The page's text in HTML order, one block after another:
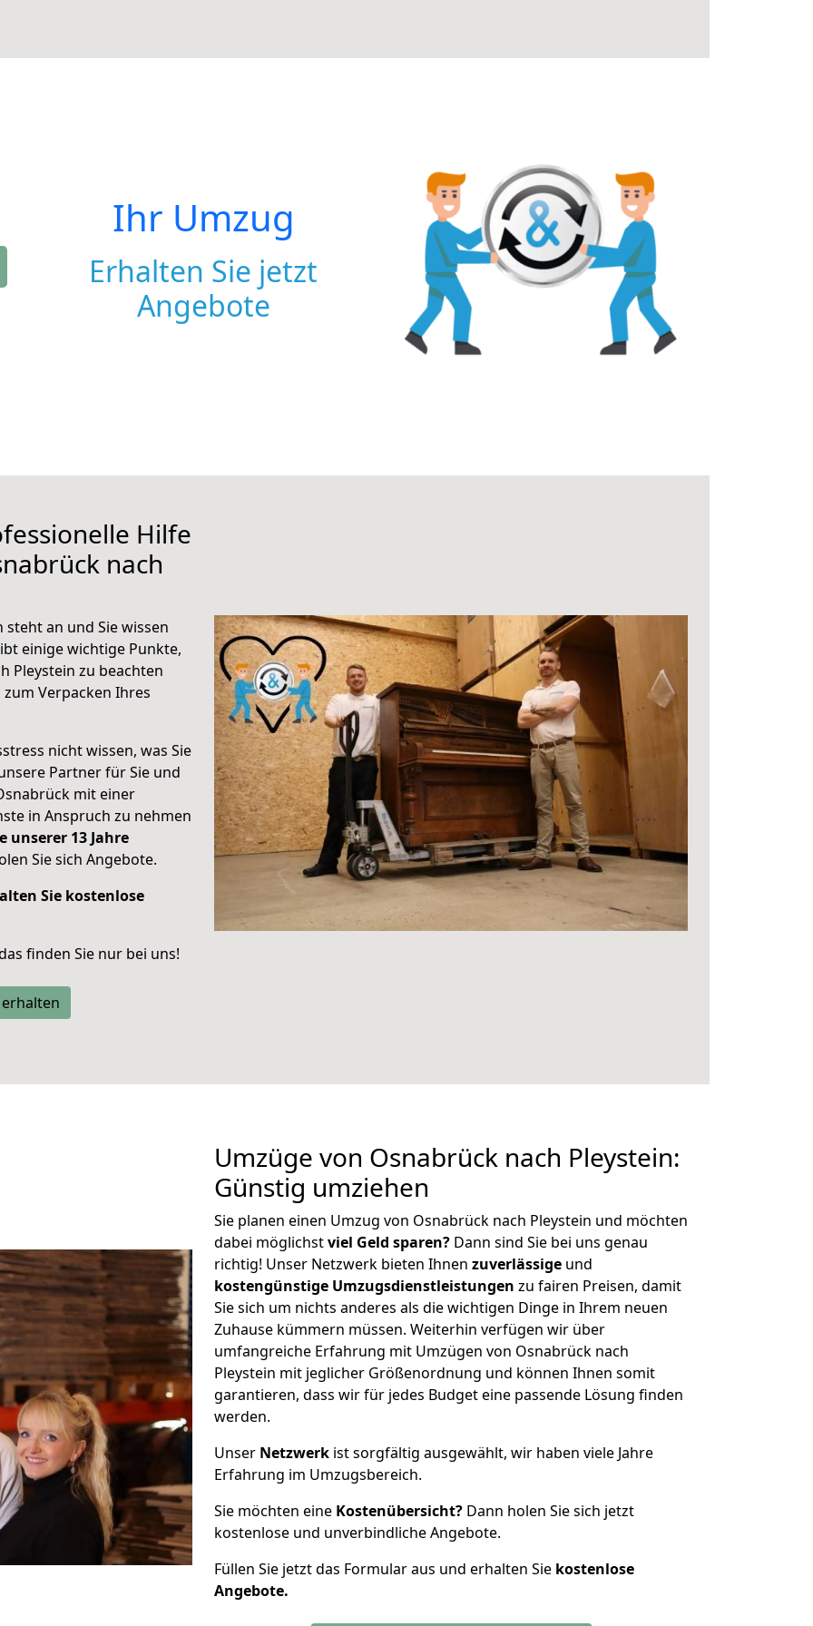
Ihr Umzug
Erhalten Sie jetzt
Angebote
Hilfe
nach
an und Sie wissen
einige wichtige Punkte,
Pleystein zu beachten
Verpacken Ihres
nicht wissen, was Sie
Partner für Sie und
mit einer
in Anspruch zu nehmen
unserer 13 Jahre
Sie sich Angebote.
Sie kostenlose
finden Sie nur bei uns!
Umzüge von Osnabrück nach Pleystein:
Günstig umziehen
Sie planen einen Umzug von Osnabrück nach Pleystein und möchten
dabei möglichstviel Geld sparen? Dann sind Sie bei uns genau
richtig! Unser Netzwerk bieten Ihnen zuverlässige und
kostengünstige Umzugsdienstleistungen zu fairen Preisen, damit
Sie sich um nichts anderes als die wichtigen Dinge in Ihrem neuen
Zuhause kümmern müssen. Weiterhin verfügen wir über
umfangreiche Erfahrung mit Umzügen von Osnabrück nach
Pleystein mit jeglicher Größenordnung und können Ihnen somit
garantieren, dass wir für jedes Budget eine passende Lösung finden
werden.
Unser Netzwerk ist sorgfältig ausgewählt, wir haben viele Jahre
Erfahrung im Umzugsbereich.
Sie möchten eine Kostenübersicht? Dann holen Sie sich jetzt
kostenlose und unverbindliche Angebote.
Füllen Sie jetzt das Formular aus und erhalten Sie kostenlose
Angebote.